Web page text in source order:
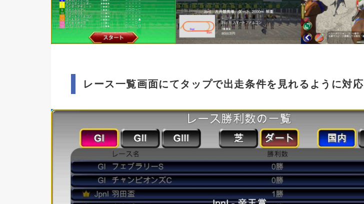
レース一覧画面にてタップで出走条件を見れるように対応